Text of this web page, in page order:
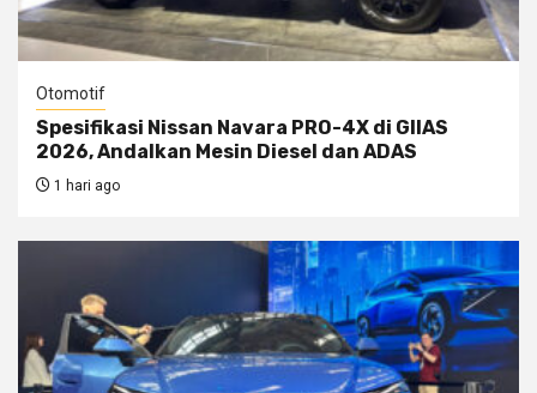
Otomotif
Spesifikasi Nissan Navara PRO-4X di GIIAS
2026, Andalkan Mesin Diesel dan ADAS
1 hari ago